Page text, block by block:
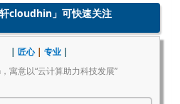
cloudhin 」可快速关注
| 匠心 | 专业 |
寓意以“云计算助力科技发展”